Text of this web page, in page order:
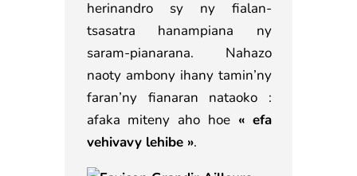
herinandro sy ny fialan-
tsasatra hanampiana ny
saram-pianarana. Nahazo
naoty ambony ihany tamin’ny
faran’ny fianaran nataoko :
afaka miteny aho hoe « efa
vehivavy lehibe ».